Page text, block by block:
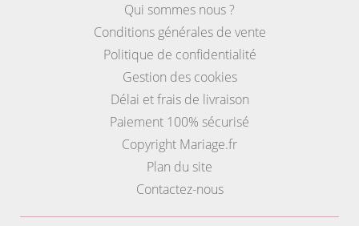
Qui sommes nous ?
Conditions générales de vente
Politique de confidentialité
Gestion des cookies
Délai et frais de livraison
Paiement 100% sécurisé
Copyright Mariage.fr
Plan du site
Contactez-nous